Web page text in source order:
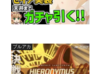
ブルアカ